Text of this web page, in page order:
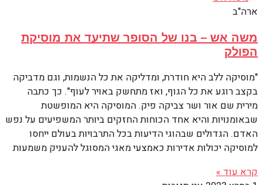
ארה"ב
משה אש – בנו של הסופר שתיעד את מוסיקת
הפולק
"מוסיקה ללב היא חודרת, ומדליקה את כל הנשמות, וגם מדביקה
בקצב רוגע את כל הגוף, ואז מתחשק באויר לעוף". כך כתבה
מירית שם אור ושר צביקה פיק. המוסיקה היא המופשטת
שבאומנויות והיא אחד הכוחות החזקים ביותר המשפיעים על נפש
האדם. הגדולים שבהוגי הדיעות בכל התרבויות בעולם ייחסו
למוסיקה יכולות אדירות כאמצעי מאגי המסוגל להעניק משמעות
קרא עוד »